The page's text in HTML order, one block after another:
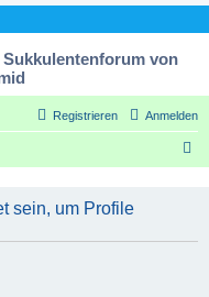
von
Anmelden
Registrieren
sein, um Profile